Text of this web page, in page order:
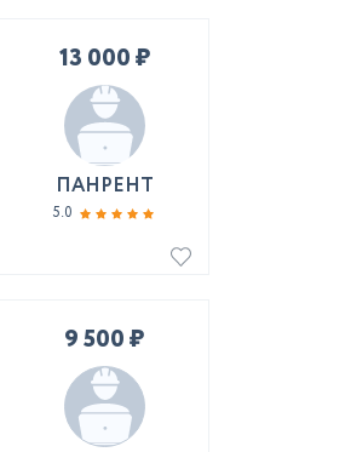
13 000 ₽
ПАНРЕНТ
5.0
9 500 ₽